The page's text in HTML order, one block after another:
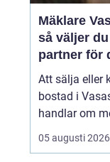
Mäklare
så väljer
partner för
Att sälja eller
bostad i
handlar om
kvadratmeter
slutpris.
05 augusti 2026